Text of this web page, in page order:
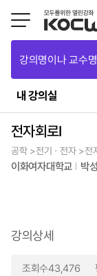
강의명이나 교수
내 강의실
전자회로I
공학 >전기ㆍ전자 >전
이화여자대학교 박
강의상세
조회수43,476